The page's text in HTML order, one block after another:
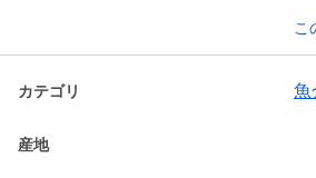
こ
カテゴリ 魚
産地